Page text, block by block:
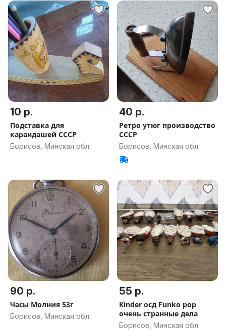
10 р.
Подставка для
карандашей СССР
Борисов, Минская обл.
40 р.
Ретро утюг производство
СССР
Борисов, Минская обл.
90 р.
Часы Молния 53г
Борисов, Минская обл.
55 р.
Kinder осд Funko pop
очень странные дела
Борисов, Минская обл.